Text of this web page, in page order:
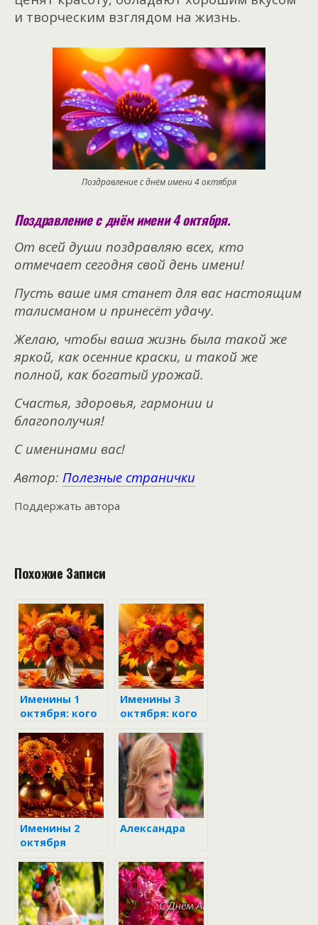
и творческим взглядом на жизнь.
Поздравление с днём имени 4 октября
Поздравление с днём имени 4 октября.
От всей души поздравляю всех, кто
отмечает сегодня свой день имени!
Пусть ваше имя станет для вас настоящим
талисманом и принесёт удачу.
Желаю, чтобы ваша жизнь была такой же
яркой, как осенние краски, и такой же
полной, как богатый урожай.
Счастья, здоровья, гармонии и
благополучия!
С именинами вас!
Автор: Полезные странички
Поддержать автора
Похожие Записи
Именины 1
октября: кого
Именины 3
октября: кого
поздравить
Именины 2
октября
Александра